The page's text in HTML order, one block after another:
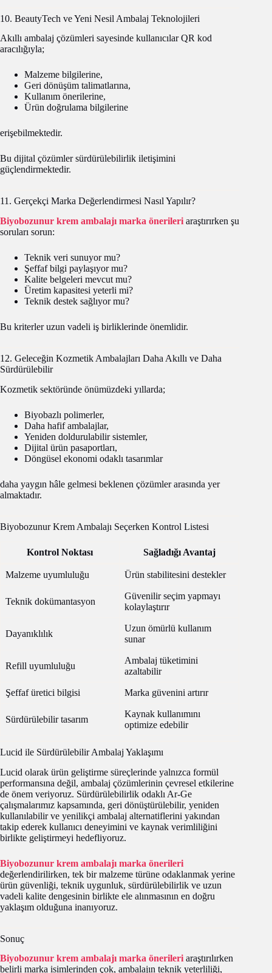
10. BeautyTech ve Yeni Nesil Ambalaj Teknolojileri
Akıllı ambalaj çözümleri sayesinde kullanıcılar QR kod
aracılığıyla;
Malzeme bilgilerine,
Geri dönüşüm talimatlarına,
Kullanım önerilerine,
Ürün doğrulama bilgilerine
erişebilmektedir.
Bu dijital çözümler sürdürülebilirlik iletişimini
güçlendirmektedir.
11. Gerçekçi Marka Değerlendirmesi Nasıl Yapılır?
Biyobozunur krem ambalajı marka önerileri araştırırken şu
soruları sorun:
Teknik veri sunuyor mu?
Şeffaf bilgi paylaşıyor mu?
Kalite belgeleri mevcut mu?
Üretim kapasitesi yeterli mi?
Teknik destek sağlıyor mu?
Bu kriterler uzun vadeli iş birliklerinde önemlidir.
12. Geleceğin Kozmetik Ambalajları Daha Akıllı ve Daha
Sürdürülebilir
Kozmetik sektöründe önümüzdeki yıllarda;
Biyobazlı polimerler,
Daha hafif ambalajlar,
Yeniden doldurulabilir sistemler,
Dijital ürün pasaportları,
Döngüsel ekonomi odaklı tasarımlar
daha yaygın hâle gelmesi beklenen çözümler arasında yer
almaktadır.
Biyobozunur Krem Ambalajı Seçerken Kontrol Listesi
Kontrol Noktası Sağladığı Avantaj
Malzeme uyumluluğu Ürün stabilitesini destekler
Teknik dokümantasyon
Güvenilir seçim yapmayı
kolaylaştırır
Dayanıklılık
Uzun ömürlü kullanım
sunar
Refill uyumluluğu
Ambalaj tüketimini
azaltabilir
Şeffaf üretici bilgisi Marka güvenini artırır
Sürdürülebilir tasarım
Kaynak kullanımını
optimize edebilir
Lucid ile Sürdürülebilir Ambalaj Yaklaşımı
Lucid olarak ürün geliştirme süreçlerinde yalnızca formül
performansına değil, ambalaj çözümlerinin çevresel etkilerine
de önem veriyoruz. Sürdürülebilirlik odaklı Ar-Ge
çalışmalarımız kapsamında, geri dönüştürülebilir, yeniden
kullanılabilir ve yenilikçi ambalaj alternatiflerini yakından
takip ederek kullanıcı deneyimini ve kaynak verimliliğini
birlikte geliştirmeyi hedefliyoruz.
Biyobozunur krem ambalajı marka önerileri
değerlendirilirken, tek bir malzeme türüne odaklanmak yerine
ürün güvenliği, teknik uygunluk, sürdürülebilirlik ve uzun
vadeli kalite dengesinin birlikte ele alınmasının en doğru
yaklaşım olduğuna inanıyoruz.
Sonuç
Biyobozunur krem ambalajı marka önerileri araştırılırken
belirli marka isimlerinden çok, ambalajın teknik yeterliliği,